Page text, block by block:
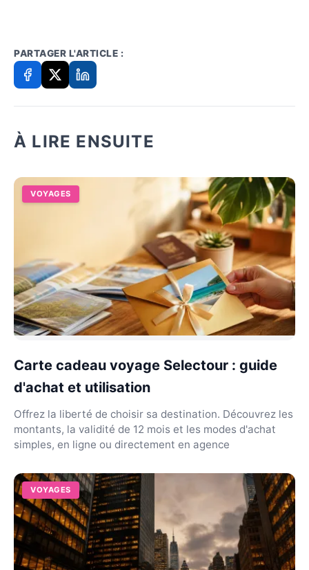
PARTAGER L'ARTICLE :
À LIRE ENSUITE
VOYAGES
Carte cadeau voyage Selectour : guide
d'achat et utilisation
Offrez la liberté de choisir sa destination. Découvrez les
montants, la validité de 12 mois et les modes d'achat
simples, en ligne ou directement en agence
VOYAGES